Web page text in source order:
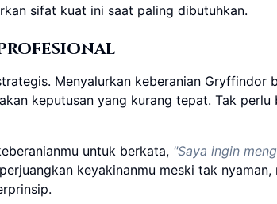
sifat kuat ini saat paling dibutuhkan.
Profesional
Menyalurkan keberanian Gryffindor
keputusan yang kurang tepat. Tak
untuk berkata, "Saya ingin
keyakinanmu meski tak nyaman,